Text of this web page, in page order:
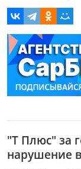
"Т Плюс" за
нарушение